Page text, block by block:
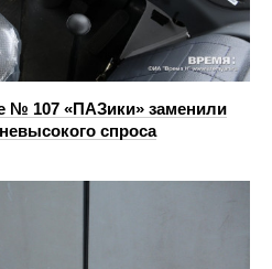
№ 107 «ПАЗики» заменили
спроса